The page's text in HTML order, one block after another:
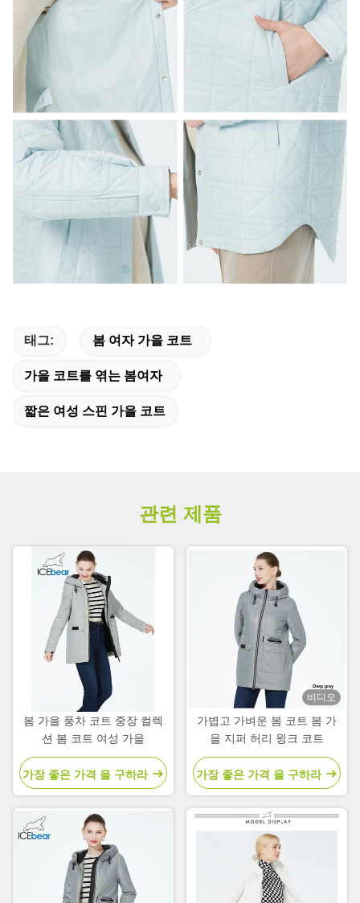
태그: 봄 여자 가을 코트
가을 코트를 엮는 봄여자
짧은 여성 스핀 가을 코트
관련 제품
봄 가을 풍차 코트 중장 컬렉
션 봄 코트 여성 가을
가장 좋은 가격 을 구하라
비디오
가볍고 가벼운 봄 코트 봄 가
을 지퍼 허리 윙크 코트
가장 좋은 가격 을 구하라